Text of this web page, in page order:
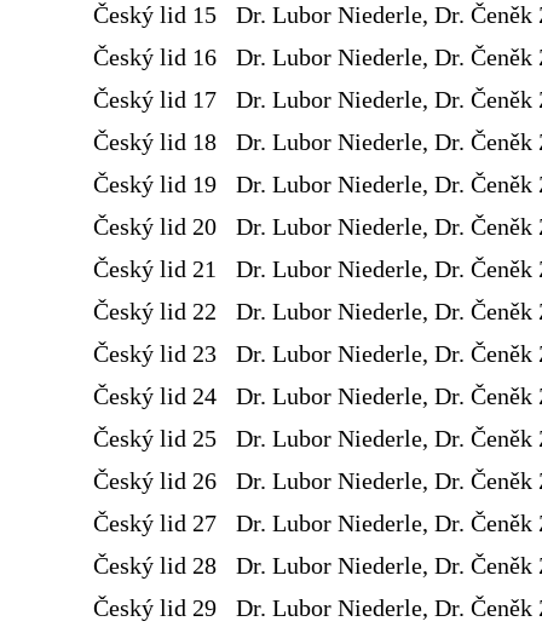
Český lid 15
Dr. Lubor Niederle, Dr. Čeněk
Český lid 16
Dr. Lubor Niederle, Dr. Čeněk
Český lid 17
Dr. Lubor Niederle, Dr. Čeněk
Český lid 18
Dr. Lubor Niederle, Dr. Čeněk
Český lid 19
Dr. Lubor Niederle, Dr. Čeněk
Český lid 20
Dr. Lubor Niederle, Dr. Čeněk
Český lid 21
Dr. Lubor Niederle, Dr. Čeněk
Český lid 22
Dr. Lubor Niederle, Dr. Čeněk
Český lid 23
Dr. Lubor Niederle, Dr. Čeněk
Český lid 24
Dr. Lubor Niederle, Dr. Čeněk
Český lid 25
Dr. Lubor Niederle, Dr. Čeněk
Český lid 26
Dr. Lubor Niederle, Dr. Čeněk
Český lid 27
Dr. Lubor Niederle, Dr. Čeněk
Český lid 28
Dr. Lubor Niederle, Dr. Čeněk
Český lid 29
Dr. Lubor Niederle, Dr. Čeněk